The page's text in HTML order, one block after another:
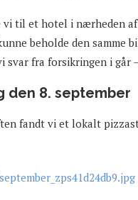
til et hotel i nærheden af
beholde den samme
svar fra forsikringen i går
den 8. september
fandt vi et lokalt